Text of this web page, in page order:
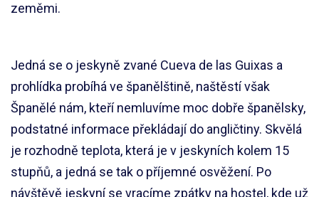
zeměmi.
Jedná se o jeskyně zvané Cueva de las Guixas a
prohlídka probíhá ve španělštině, naštěstí však
Španělé nám, kteří nemluvíme moc dobře španělsky,
podstatné informace překládají do angličtiny. Skvělá
je rozhodně teplota, která je v jeskyních kolem 15
stupňů, a jedná se tak o příjemné osvěžení. Po
návštěvě jeskyní se vracíme zpátky na hostel, kde už